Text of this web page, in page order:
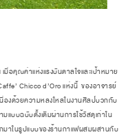
อคุณค่าแห่งแรงบันดาลใจและเป้าหมาย
Chicco d’Oro แห่งนี้ ของอาจารย์
งด้วยความหลงใหลในงานศิลป์บวกกับ
แบบฉบับดั้งเดิมผ่านการใช้วัสดุเก่าใน
มาในรูปแบบของร้านกาแฟผสมผสานกับ